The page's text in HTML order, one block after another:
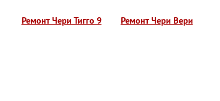
Ремонт Чери Тигго 9 Ремонт Чери Вери